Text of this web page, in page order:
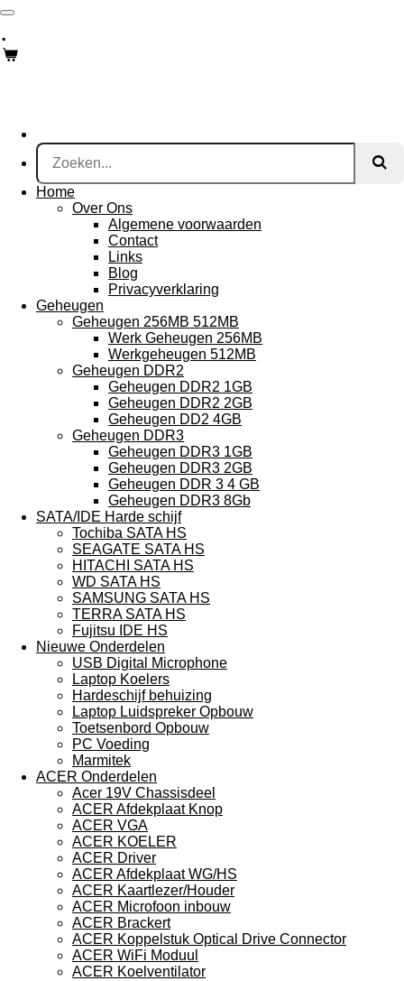
Ga
naar
de
.
Home
Over Ons
Algemene voorwaarden
Contact
Links
Blog
Privacyverklaring
Geheugen
Geheugen 256MB 512MB
Werk Geheugen 256MB
Werkgeheugen 512MB
Geheugen DDR2
Geheugen DDR2 1GB
Geheugen DDR2 2GB
Geheugen DD2 4GB
Geheugen DDR3
Geheugen DDR3 1GB
Geheugen DDR3 2GB
Geheugen DDR 3 4 GB
Geheugen DDR3 8Gb
SATA/IDE Harde schijf
Tochiba SATA HS
SEAGATE SATA HS
HITACHI SATA HS
WD SATA HS
SAMSUNG SATA HS
TERRA SATA HS
Fujitsu IDE HS
Nieuwe Onderdelen
USB Digital Microphone
Laptop Koelers
Hardeschijf behuizing
Laptop Luidspreker Opbouw
Toetsenbord Opbouw
PC Voeding
Marmitek
ACER Onderdelen
Acer 19V Chassisdeel
ACER Afdekplaat Knop
ACER VGA
ACER KOELER
ACER Driver
ACER Afdekplaat WG/HS
ACER Kaartlezer/Houder
ACER Microfoon inbouw
ACER Brackert
ACER Koppelstuk Optical Drive Connector
ACER WiFi Moduul
ACER Koelventilator